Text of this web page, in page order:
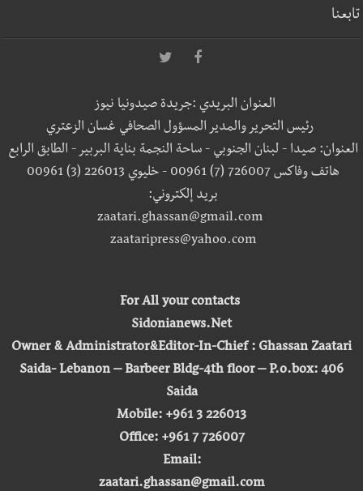
تابعنا
العنوان البريدي :جريدة صيدونيا نيوز
رئيس التحرير والمدير المسؤول الصحافي غسان الزعتري
العنوان: صيدا - لبنان الجنوبي - ساحة النجمة بناية البربير - الطابق الرابع
هاتف وفاكس 726007 (7) 00961 - خليوي 226013 (3) 00961
بريد إلكتروني:
zaatari.ghassan@gmail.com
zaataripress@yahoo.com
For All your contacts
Sidonianews.Net
Owner & Administrator&Editor-In-Chief : Ghassan Zaatari
Saida- Lebanon – Barbeer Bldg-4th floor – P.o.box: 406
Saida
Mobile: +961 3 226013
Office: +961 7 726007
Email:
zaatari.ghassan@gmail.com